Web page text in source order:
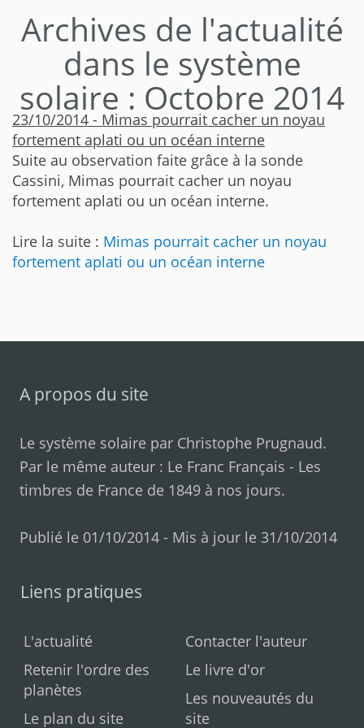
Archives de l'actualité
dans le système
solaire : Octobre 2014
23/10/2014 - Mimas pourrait cacher un noyau
fortement aplati ou un océan interne
Suite au observation faite grâce à la sonde
Cassini, Mimas pourrait cacher un noyau
fortement aplati ou un océan interne.
Lire la suite : Mimas pourrait cacher un noyau
fortement aplati ou un océan interne
A propos du site
Le système solaire par Christophe Prugnaud.
Par le même auteur : Le Franc Français - Les
timbres de France de 1849 à nos jours.
Publié le 01/10/2014 - Mis à jour le 31/10/2014
Liens pratiques
L'actualité
Retenir l'ordre des
planètes
Le plan du site
Contacter l'auteur
Le livre d'or
Les nouveautés du
site